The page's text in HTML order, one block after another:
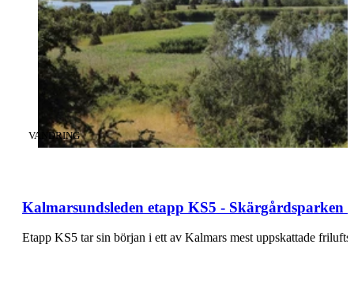
Kalmarsundsleden etapp KS5 - Skärgårdsparken
KATEGORI:
VANDRING
Etapp KS5 tar sin början i ett av Kalmars mest uppskattade